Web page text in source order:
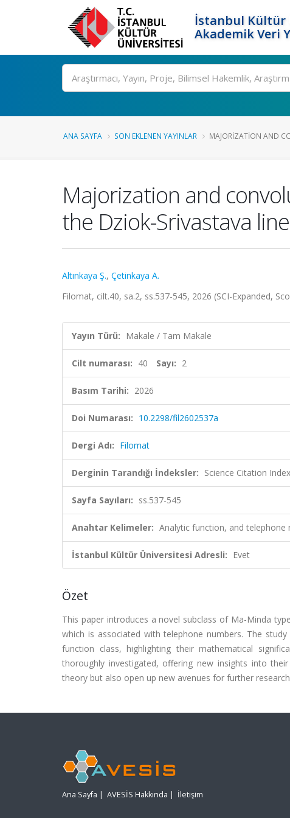
İstanbul Kültür
Akademik Veri
Ara
ANA SAYFA SON EKLENEN YAYINLAR MAJORIZATION AND
Majorization and
the Dziok-Srivastava
Altınkaya Ş., Çetinkaya A.
Filomat, cilt.40, sa.2, ss.537-545, 2026 (SCI-Expanded,
Yayın Türü: Makale / Tam Makale
Cilt numarası: 40 Sayı: 2
Basım Tarihi: 2026
Doi Numarası: 10.2298/fil2602537a
Dergi Adı: Filomat
Derginin Tarandığı İndeksler: Science Citation
Sayfa Sayıları: ss.537-545
Anahtar Kelimeler: Analytic function, and
İstanbul Kültür Üniversitesi Adresli: Evet
Özet
This paper introduces a novel subclass of Ma-Minda
which is associated with telephone numbers. The
function class, highlighting their mathematical
thoroughly investigated, offering new insights into
theory but also open up new avenues for further
Ana Sayfa | AVESİS Hakkında | İletişim